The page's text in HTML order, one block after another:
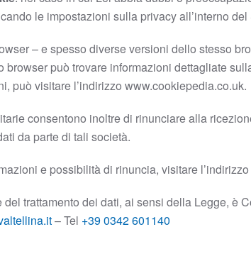
le impostazioni sulla privacy all’interno
– e spesso diverse versioni dello stesso
browser può trovare informazioni dettagliate
può visitare l’indirizzo www.cookiepedia.co.uk.
consentono inoltre di rinunciare alla
da parte di tali società.
e possibilità di rinuncia, visitare
del trattamento dei dati, ai sensi della Legge, è
– Tel +39 0342 601140